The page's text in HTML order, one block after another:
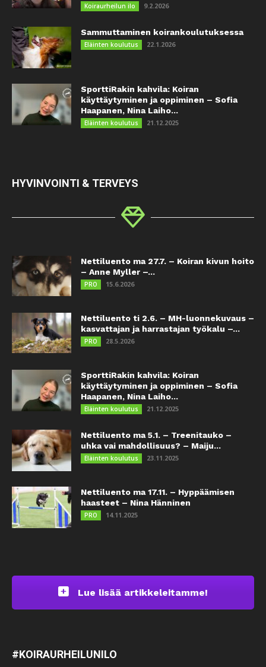
Koiraurheilun ilo 9.2.2026
Sammuttaminen koirankoulutuksessa
Eläinten koulutus 22.1.2026
SporttiRakin kahvila: Koiran
käyttäytyminen ja oppiminen – Sofia
Haapanen, Nina Laiho...
Eläinten koulutus 21.12.2025
HYVINVOINTI & TERVEYS
Nettiluento ma 27.7. – Koiran kivun hoito
– Anne Myller –...
PRO 15.6.2026
Nettiluento ti 2.6. – MH-luonnekuvaus –
kasvattajan ja harrastajan työkalu –...
PRO 28.5.2026
SporttiRakin kahvila: Koiran
käyttäytyminen ja oppiminen – Sofia
Haapanen, Nina Laiho...
Eläinten koulutus 21.12.2025
Nettiluento ma 5.1. – Treenitauko –
uhka vai mahdollisuus? – Maiju...
Eläinten koulutus 23.11.2025
Nettiluento ma 17.11. – Hyppäämisen
haasteet – Nina Hänninen
PRO 14.11.2025
Lue lisää artikkeleitamme!
#KOIRAURHEILUNILO